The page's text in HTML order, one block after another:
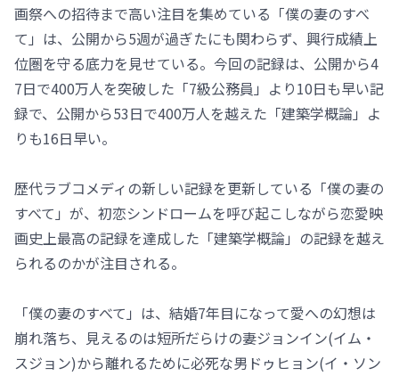
画祭への招待まで高い注目を集めている「僕の妻のすべ
て」は、公開から5週が過ぎたにも関わらず、興行成績上
位圏を守る底力を見せている。今回の記録は、公開から4
7日で400万人を突破した「7級公務員」より10日も早い記
録で、公開から53日で400万人を越えた「建築学概論」よ
りも16日早い。
歴代ラブコメディの新しい記録を更新している「僕の妻の
すべて」が、初恋シンドロームを呼び起こしながら恋愛映
画史上最高の記録を達成した「建築学概論」の記録を越え
られるのかが注目される。
「僕の妻のすべて」は、結婚7年目になって愛への幻想は
崩れ落ち、見えるのは短所だらけの妻ジョンイン(イム・
スジョン)から離れるために必死な男ドゥヒョン(イ・ソン